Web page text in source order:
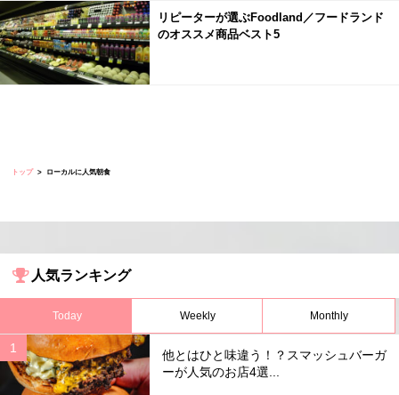
リピーターが選ぶFoodland／フードランド
のオススメ商品ベスト5
トップ ローカルに人気朝食
人気ランキング
Today Weekly Monthly
他とはひと味違う！？スマッシュバーガ
ーが人気のお店4選...